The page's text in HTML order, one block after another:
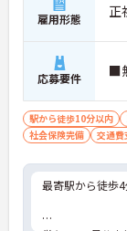
雇用形態 正
応募要件 ■
駅から徒歩10分以内
社会保険完備
交通費
最寄駅から徒歩